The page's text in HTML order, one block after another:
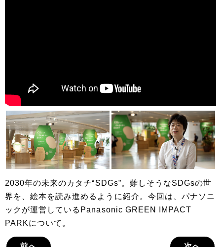
2030年の未来のカタチ“SDGs”。難しそうなSDGsの世
界を、絵本を読み進めるように紹介。今回は、パナソニ
ックが運営しているPanasonic GREEN IMPACT
PARKについて。